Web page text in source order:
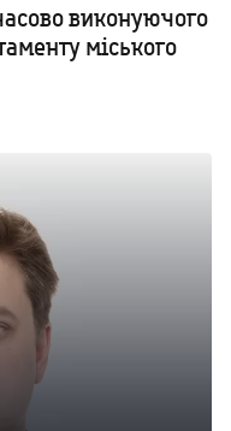
виконуючого
міського